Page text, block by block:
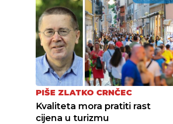
PIŠE ZLATKO CRNČEC
Kvaliteta mora pratiti rast
cijena u turizmu